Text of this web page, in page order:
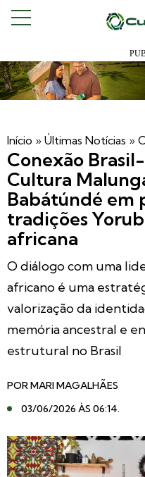
Início » Últimas Notícias »
Conexão
Cultura
Babátúndé em
tradições
africana
O diálogo com uma
africano é uma
valorização da
memória ancestral e
estrutural no Brasil
PORMARI MAGALHÃES
03/06/2026 ÀS 06:14.